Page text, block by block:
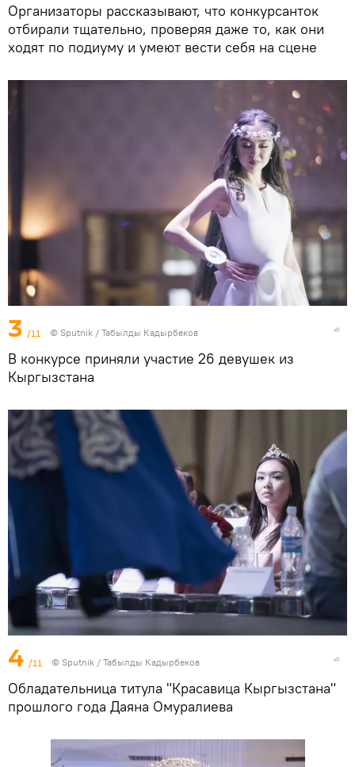
Организаторы рассказывают, что конкурсанток
отбирали тщательно, проверяя даже то, как они
ходят по подиуму и умеют вести себя на сцене
3 /11 © Sputnik / Табылды Кадырбеков
В конкурсе приняли участие 26 девушек из
Кыргызстана
4 /11 © Sputnik / Табылды Кадырбеков
Обладательница титула "Красавица Кыргызстана"
прошлого года Даяна Омуралиева